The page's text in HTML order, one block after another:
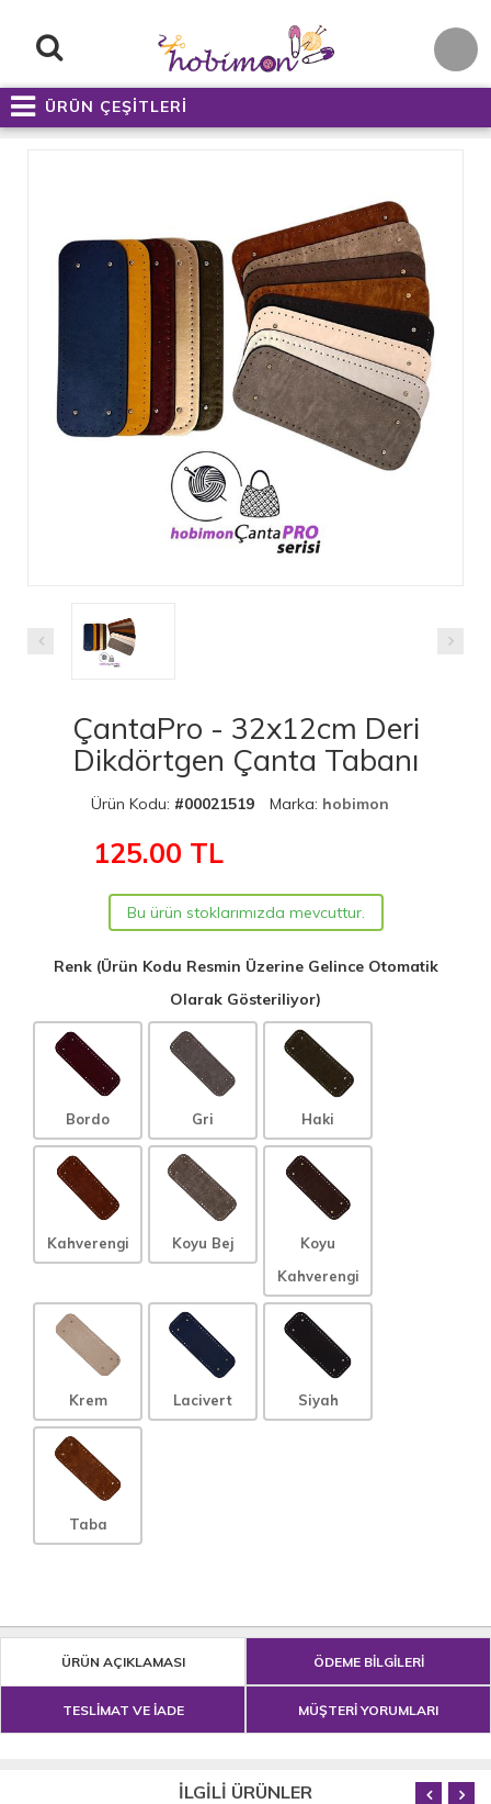
ÜRÜN ÇEŞİTLERİ
ÇantaPro - 32x12cm Deri
Dikdörtgen Çanta Tabanı
Ürün Kodu: #00021519 Marka: hobimon
125.00 TL
Bu ürün stoklarımızda mevcuttur.
Renk (Ürün Kodu Resmin Üzerine Gelince Otomatik
Olarak Gösteriliyor)
Bordo Gri Haki
Kahverengi Koyu Bej
Koyu
Kahverengi
Krem Lacivert Siyah
Taba
ÜRÜN AÇIKLAMASI ÖDEME BİLGİLERİ
TESLİMAT VE İADE MÜŞTERİ YORUMLARI
İLGİLİ ÜRÜNLER